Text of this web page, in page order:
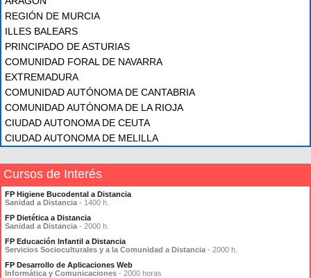
REGIÓN DE MURCIA
ILLES BALEARS
PRINCIPADO DE ASTURIAS
COMUNIDAD FORAL DE NAVARRA
EXTREMADURA
COMUNIDAD AUTÓNOMA DE CANTABRIA
COMUNIDAD AUTÓNOMA DE LA RIOJA
CIUDAD AUTONOMA DE CEUTA
CIUDAD AUTONOMA DE MELILLA
Cursos de Interés
FP Higiene Bucodental a Distancia
Sanidad a Distancia - 1400 h.
FP Dietética a Distancia
Sanidad a Distancia - 2000 h.
FP Educación Infantil a Distancia
Servicios Socioculturales y a la Comunidad a Distancia - 2000 h.
FP Desarrollo de Aplicaciones Web
Informática y Comunicaciones - 2000 horas